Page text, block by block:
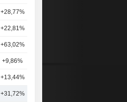
+28,77%
+22,81%
+63,02%
+9,86%
+13,44%
+31,72%